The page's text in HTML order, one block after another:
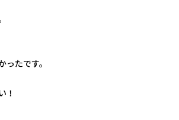
たです。
！